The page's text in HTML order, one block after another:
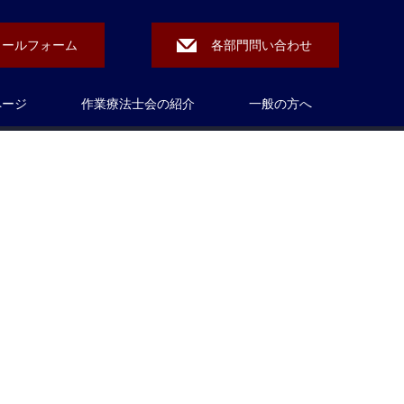
ールフォーム 各部門問い合わせ
ージ 作業療法士会の紹介 一般の方へ